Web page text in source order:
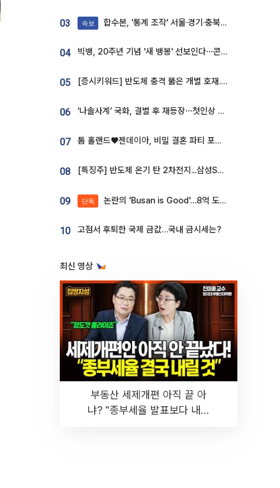
03 속보 합수본, '통계 조작' 서울·경기·충북 선관위 등 추가 압수수색
04 빅뱅, 20주년 기념 '새 뱅봉' 선보인다⋯콘서트 앞두고 팝업 개최
05 [증시키워드] 반도체 충격 뚫은 개별 호재...포스코퓨처엠·에코프로·한화솔루션 '눈길'
06 ‘나솔사계’ 국화, 결별 후 재등장⋯첫인상 투표 휩쓸고 ‘인기녀’ 등극
07 톰 홀랜드♥젠데이아, 비밀 결혼 파티 포착⋯호텔 대관비만 9억
08 [특징주] 반도체 온기 탄 2차전지...삼성SDI, 장 초반 7% 넘게 껑충
09 단독 논란의 'Busan is Good'…8억 도시브랜드, 용산 대통령실 CI 업체가 수행
10 고점서 후퇴한 국제 금값…국내 금시세는?
최신 영상
부동산 세제개편 아직 끝 아
냐? "종부세율 발표보다 내릴